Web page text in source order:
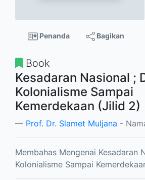
Penanda Bagikan
Book
Kesadaran Nasional ;
Kolonialisme Sampai
Kemerdekaan (Jilid 2)
Prof. Dr. Slamet Muljana -
Membahas Mengenai Kesadaran
Kolonialisme Sampai